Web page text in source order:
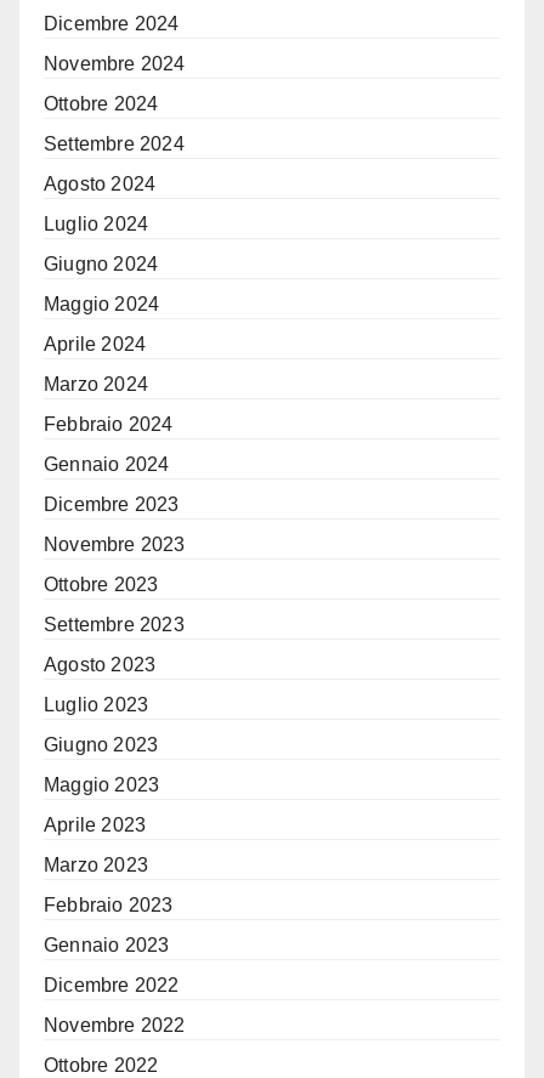
Dicembre 2024
Novembre 2024
Ottobre 2024
Settembre 2024
Agosto 2024
Luglio 2024
Giugno 2024
Maggio 2024
Aprile 2024
Marzo 2024
Febbraio 2024
Gennaio 2024
Dicembre 2023
Novembre 2023
Ottobre 2023
Settembre 2023
Agosto 2023
Luglio 2023
Giugno 2023
Maggio 2023
Aprile 2023
Marzo 2023
Febbraio 2023
Gennaio 2023
Dicembre 2022
Novembre 2022
Ottobre 2022